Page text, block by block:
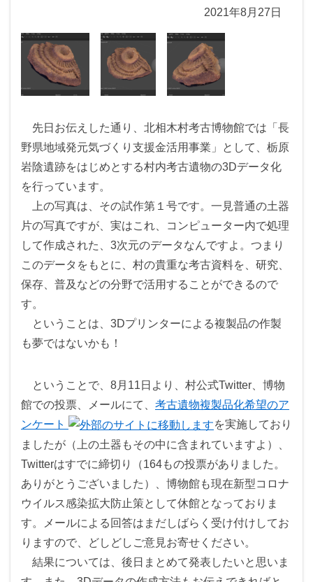
2021年8月27日
先日お伝えした通り、北相木村考古博物館では「長
野県地域発元気づくり支援金活用事業」として、栃原
岩陰遺跡をはじめとする村内考古遺物の3Dデータ化
を行っています。
上の写真は、その試作第１号です。一見普通の土器
片の写真ですが、実はこれ、コンピューター内で処理
して作成された、3次元のデータなんですよ。つまり
このデータをもとに、村の貴重な考古資料を、研究、
保存、普及などの分野で活用することができるので
す。
ということは、3Dプリンターによる複製品の作製
も夢ではないかも！
ということで、8月11日より、村公式Twitter、博物
館での投票、メールにて、 考古遺物複製品化希望のア
ンケート
を実施しており
ましたが（上の土器もその中に含まれていますよ）、
Twitterはすでに締切り（164もの投票がありました。
ありがとうございました）、博物館も現在新型コロナ
ウイルス感染拡大防止策として休館となっておりま
す。メールによる回答はまだしばらく受け付けしてお
りますので、どしどしご意見お寄せください。
結果については、後日まとめて発表したいと思いま